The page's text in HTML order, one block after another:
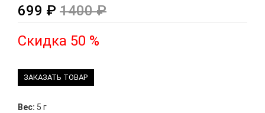
699 ₽ 1400 ₽
Скидка 50 %
ЗАКАЗАТЬ ТОВАР
Вес: 5 г